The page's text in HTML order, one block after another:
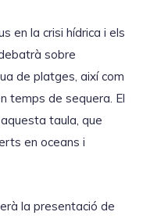
en la crisi hídrica i els
sobre
de platges, així com
temps de sequera. El
taula, que
en oceans i
la presentació de